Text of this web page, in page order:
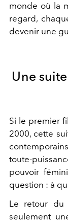
monde où la
regard,
devenir une
Une
Si le premier
2000, cette
toute-
pouvoir
question : à
Le retour du
seulement